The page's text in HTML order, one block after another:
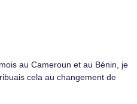
au Cameroun et au Bénin, je
cela au changement de